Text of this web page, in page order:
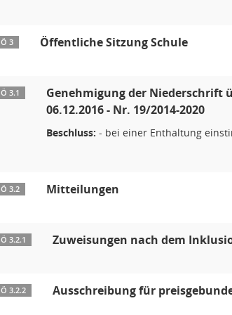
Ö 3 Öffentliche Sitzung Schule
Ö 3.1
Genehmigung der Niederschrift
06.12.2016 - Nr. 19/2014-2020
Beschluss: - bei einer Enthaltung
Ö 3.2 Mitteilungen
Ö 3.2.1 Zuweisungen nach dem
Ö 3.2.2 Ausschreibung für